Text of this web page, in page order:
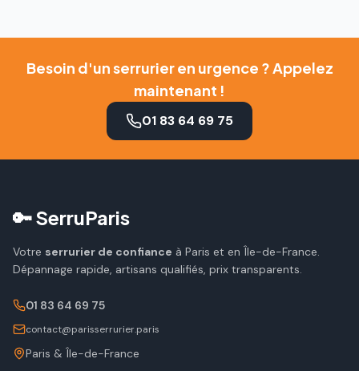
Besoin d'un serrurier en urgence ? Appelez
maintenant !
01 83 64 69 75
🔑 SerruParis
Votre serrurier de confiance à Paris et en Île-de-France.
Dépannage rapide, artisans qualifiés, prix transparents.
01 83 64 69 75
contact@parisserrurier.paris
Paris & Île-de-France